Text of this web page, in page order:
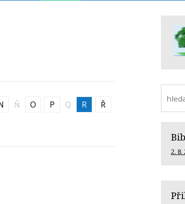
Ň O P Q R
Ř
2. 8.